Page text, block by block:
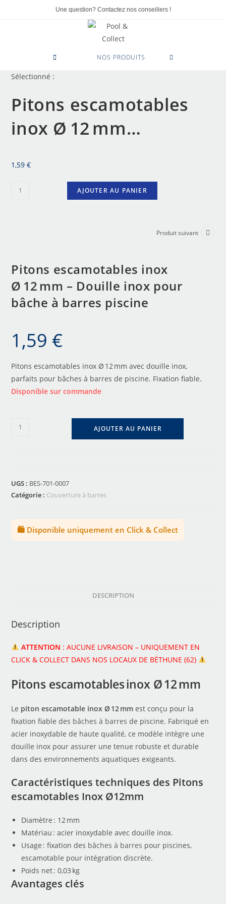
Une question? Contactez nos conseillers !
NOS PRODUITS
Sélectionné :
Pitons escamotables
inox Ø 12 mm…
1,59€
AJOUTER AU PANIER
Produit suivant
Pitons escamotables inox
Ø 12 mm – Douille inox pour
bâche à barres piscine
1,59 €
Pitons escamotables inox Ø 12 mm avec douille inox,
parfaits pour bâches à barres de piscine. Fixation fiable.
Disponible sur commande
AJOUTER AU PANIER
UGS : BES-701-0007
Catégorie : Couverture à barres
🛍️ Disponible uniquement en Click & Collect
DESCRIPTION
Description
ATTENTION : AUCUNE LIVRAISON – UNIQUEMENT EN
CLICK & COLLECT DANS NOS LOCAUX DE BÉTHUNE (62)
Pitons escamotables inox Ø 12 mm
Le piton escamotable inox Ø 12 mmest conçu pour la
fixation fiable des bâches à barres de piscine. Fabriqué en
acier inoxydable de haute qualité, ce modèle intègre une
douille inox pour assurer une tenue robuste et durable
dans des environnements aquatiques exigeants.
Caractéristiques techniques des Pitons
escamotables Inox Ø12mm
Diamètre : 12 mm
Matériau : acier inoxydable avec douille inox.
Usage : fixation des bâches à barres pour piscines,
escamotable pour intégration discrète.
Poids net : 0,03 kg
Avantages clés